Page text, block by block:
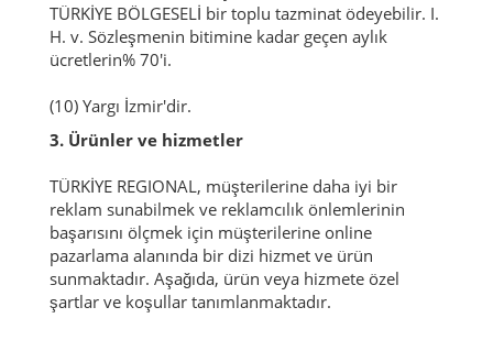
TÜRKİYE BÖLGESELİ bir toplu tazminat ödeyebilir. I.
H. v. Sözleşmenin bitimine kadar geçen aylık
ücretlerin% 70'i.
(10) Yargı İzmir'dir.
3. Ürünler ve hizmetler
TÜRKİYE REGIONAL, müşterilerine daha iyi bir
reklam sunabilmek ve reklamcılık önlemlerinin
başarısını ölçmek için müşterilerine online
pazarlama alanında bir dizi hizmet ve ürün
sunmaktadır. Aşağıda, ürün veya hizmete özel
şartlar ve koşullar tanımlanmaktadır.